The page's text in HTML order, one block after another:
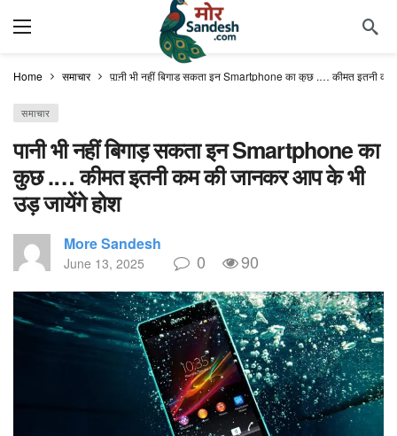
Home समाचार पानी भी नहीं बिगाड़ सकता इन Smartphone का कुछ .… कीमत इतनी
समाचार
पानी भी नहीं बिगाड़ सकता इन Smartphone का
कुछ .… कीमत इतनी कम की जानकर आप के भी
उड़ जायेंगे होश
More Sandesh
June 13, 2025 0 90